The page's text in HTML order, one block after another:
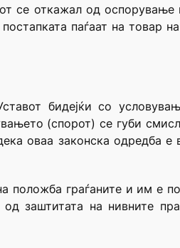
се откажал од оспорување
паѓаат на товар на
бидејќи со
(спорот) се губи
оваа законска одредба е
положба граѓаните и им е
заштитата на нивните